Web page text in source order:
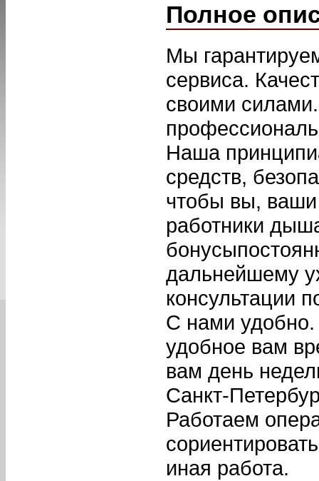
Полное
Мы
сервиса.
своими
Наша
средств,
чтобы вы,
работники
дальнейшему
консультации
С нами
удобное вам
вам день
Санкт-
Работаем
иная работа.